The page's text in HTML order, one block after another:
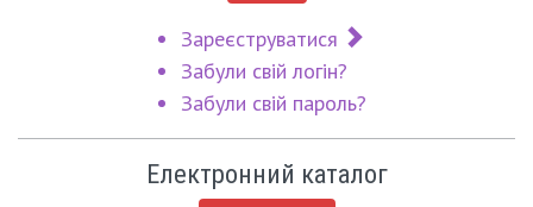
Зареєструватися
Забули свій логін?
Забули свій пароль?
Електронний каталог